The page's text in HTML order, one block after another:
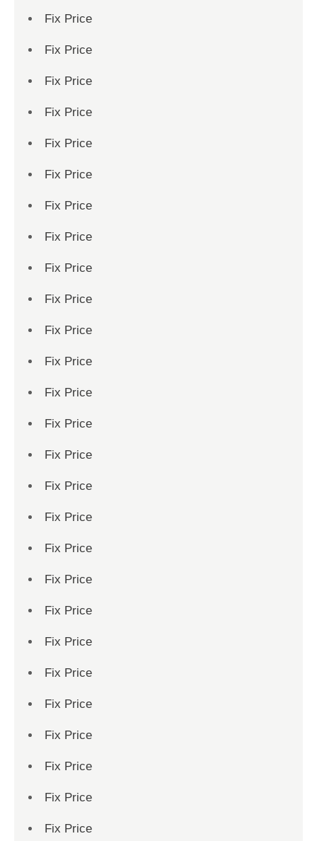
Fix Price
Fix Price
Fix Price
Fix Price
Fix Price
Fix Price
Fix Price
Fix Price
Fix Price
Fix Price
Fix Price
Fix Price
Fix Price
Fix Price
Fix Price
Fix Price
Fix Price
Fix Price
Fix Price
Fix Price
Fix Price
Fix Price
Fix Price
Fix Price
Fix Price
Fix Price
Fix Price